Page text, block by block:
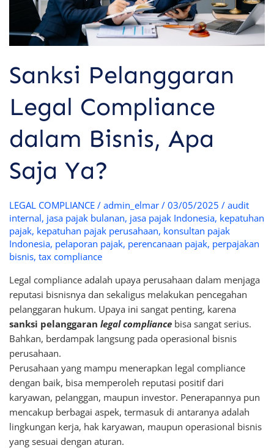
Sanksi Pelanggaran
Legal Compliance
dalam Bisnis, Apa
Saja Ya?
LEGAL COMPLIANCE/ admin_elmar / 03/05/2025 / audit
internal, jasa pajak bulanan, jasa pajak Indonesia, kepatuhan
pajak, kepatuhan pajak perusahaan, konsultan pajak
Indonesia, pelaporan pajak, perencanaan pajak, perpajakan
bisnis, tax compliance
Legal compliance adalah upaya perusahaan dalam menjaga
reputasi bisnisnya dan sekaligus melakukan pencegahan
pelanggaran hukum. Upaya ini sangat penting, karena
sanksi pelanggaran legal compliancebisa sangat serius.
Bahkan, berdampak langsung pada operasional bisnis
perusahaan.
Perusahaan yang mampu menerapkan legal compliance
dengan baik, bisa memperoleh reputasi positif dari
karyawan, pelanggan, maupun investor. Penerapannya pun
mencakup berbagai aspek, termasuk di antaranya adalah
lingkungan kerja, hak karyawan, maupun operasional bisnis
yang sesuai dengan aturan.